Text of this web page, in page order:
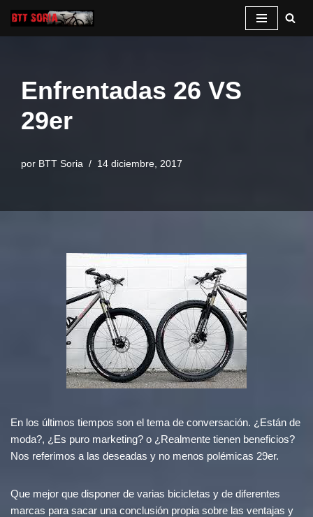
Saltar
Enfrentadas 26 VS
29er
por BTT Soria 14 diciembre, 2017
En los últimos tiempos son el tema de conversación. ¿Están de
moda?, ¿Es puro marketing? o ¿Realmente tienen beneficios?
Nos referimos a las deseadas y no menos polémicas 29er.
Que mejor que disponer de varias bicicletas y de diferentes
marcas para sacar una conclusión propia sobre las ventajas y